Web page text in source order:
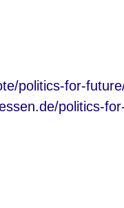
politics-for-
politics-